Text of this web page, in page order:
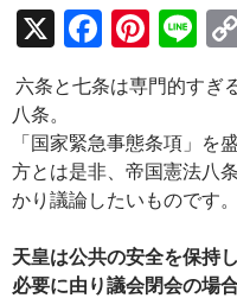
X
F
ac
e
b
o
o
k
Pi
nt
er
es
t
Li
n
e
六条と七条は専門的すぎ
八条。
「国家緊急事態条項」を
方とは是非、帝国憲法八
かり議論したいものです。
天皇は公共の安全を保持
必要に由り議会閉会の場